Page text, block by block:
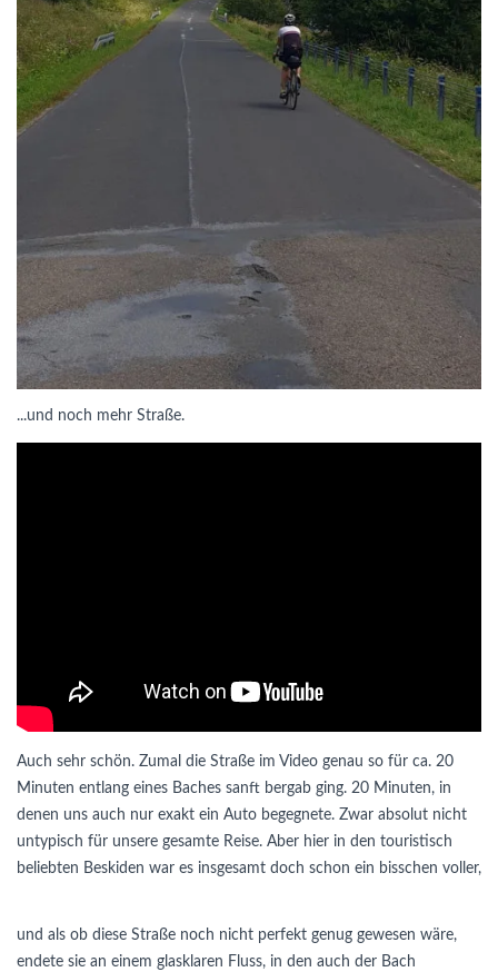
...und noch mehr Straße.
Auch sehr schön. Zumal die Straße im Video genau so für ca. 20
Minuten entlang eines Baches sanft bergab ging. 20 Minuten, in
denen uns auch nur exakt ein Auto begegnete. Zwar absolut nicht
untypisch für unsere gesamte Reise. Aber hier in den touristisch
beliebten Beskiden war es insgesamt doch schon ein bisschen voller,
und als ob diese Straße noch nicht perfekt genug gewesen wäre,
endete sie an einem glasklaren Fluss, in den auch der Bach